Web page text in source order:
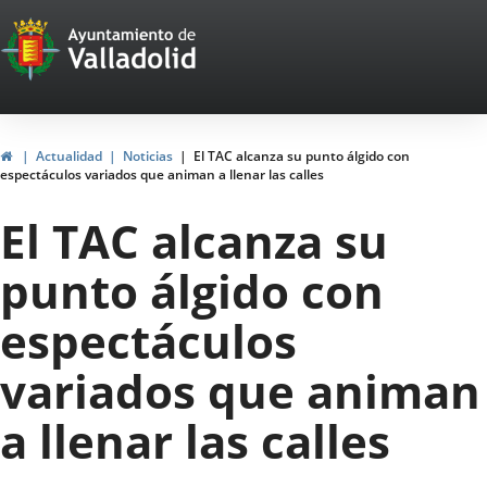
Portal
Web
del
Ayuntamiento
de
Valladolid
HomeActualidad Noticias
El TAC alcanza su punto álgido con
espectáculos variados que animan a llenar las calles
El TAC alcanza su
punto álgido con
espectáculos
variados que animan
a llenar las calles